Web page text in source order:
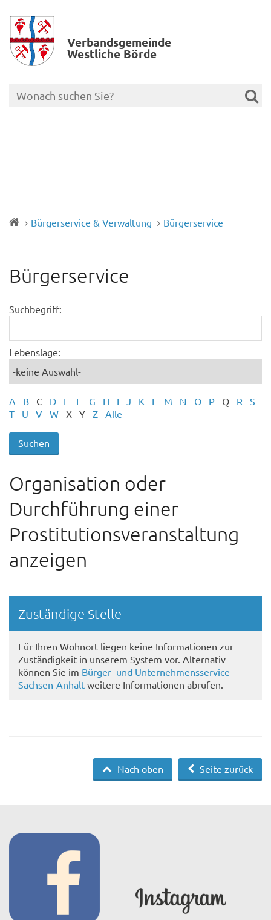
Verbands­gemeinde
Westliche Börde
Bürgerservice & Verwaltung Bürgerservice
Bürgerservice
Suchbegriff:
Lebenslage:
A B C D E F G H I J K L M N O P Q R
S
T
U V W X Y Z Alle
Organisation oder
Durchführung einer
Prostitutionsveranstaltung
anzeigen
Randspalte
Zuständige Stelle
Für Ihren Wohnort liegen keine Informationen zur
Zuständigkeit in unserem System vor. Alternativ
können Sie im Bürger- und Unternehmensservice
Sachsen-Anhalt weitere Informationen abrufen.
Seite zurück
Nach oben